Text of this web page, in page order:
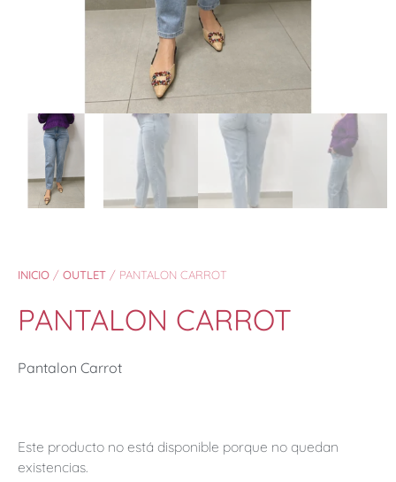
INICIO / OUTLET / PANTALON CARROT
PANTALON CARROT
Pantalon Carrot
Este producto no está disponible porque no quedan
existencias.